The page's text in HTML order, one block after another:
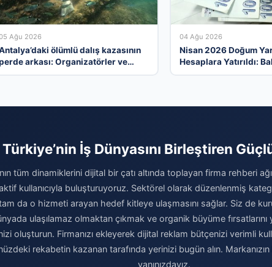
Ağu 2026
ölümlü dalış kazasının
arkası: Organizatörler ve
04 Ağu 2026
Nisan 2026 Doğum
Hesaplara Yatırıldı:
Türkiye’nin İş Dünyasını Birleştiren
tüm dinamiklerini dijital bir çatı altında toplayan firma rehberi
kullanıcıyla buluşturuyoruz. Sektörel olarak düzenlenmiş
da o hizmeti arayan hedef kitleye ulaşmasını sağlar. Siz de
ulaşılamaz olmaktan çıkmak ve organik büyüme
oluşturun. Firmanızı ekleyerek dijital reklam bütçenizi verimli
rekabetin kazanan tarafında yerinizi bugün alın.
yanınızdayız.